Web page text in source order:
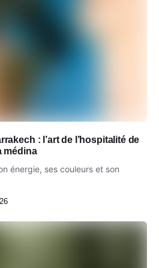
: l’art de l’hospitalité de
médina
énergie, ses couleurs et son